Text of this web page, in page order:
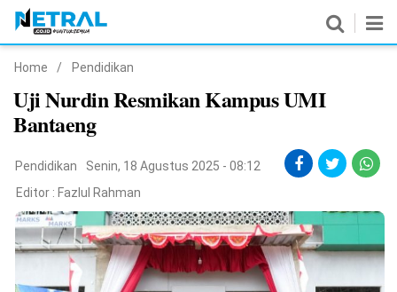
Nasional
Pemerintahan
Politik
Hukrim
Pendidikan
Home / Pendidikan
Uji Nurdin Resmikan Kampus UMI
Bantaeng
Pendidikan
Senin, 18 Agustus 2025 - 08:12
Editor : Fazlul Rahman